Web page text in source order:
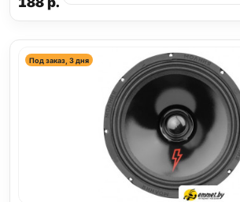
Под заказ, 3 дня